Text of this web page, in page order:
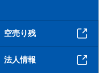
空売り残
法人情報